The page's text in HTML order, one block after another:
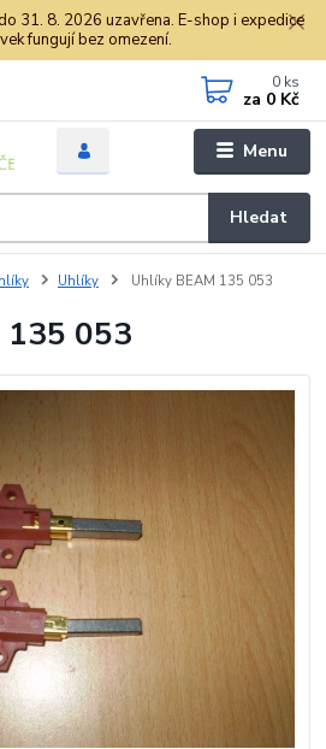
31. 8. 2026 uzavřena. E-shop i expedice
fungují bez omezení.
Menu
Hledat
0 ks
za 0 Kč
Uhlíky Uhlíky BEAM 135 053
053